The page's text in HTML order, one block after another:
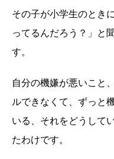
その子が小学生のとき
ってるんだろう？」と
す。
自分の機嫌が悪いこと
ルできなくて、ずっと
いる、それをどうして
たわけです。